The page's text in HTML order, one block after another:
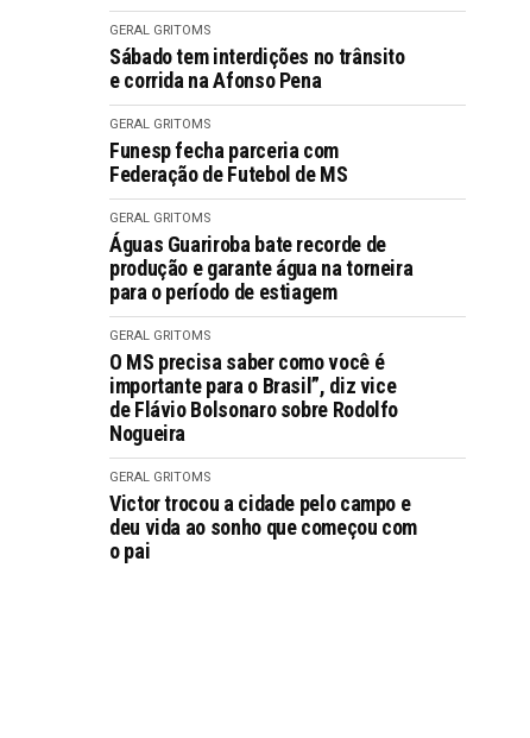
GERAL GRITOMS
Sábado tem interdições no trânsito
e corrida na Afonso Pena
GERAL GRITOMS
Funesp fecha parceria com
Federação de Futebol de MS
GERAL GRITOMS
Águas Guariroba bate recorde de
produção e garante água na torneira
para o período de estiagem
GERAL GRITOMS
O MS precisa saber como você é
importante para o Brasil”, diz vice
de Flávio Bolsonaro sobre Rodolfo
Nogueira
GERAL GRITOMS
Victor trocou a cidade pelo campo e
deu vida ao sonho que começou com
o pai